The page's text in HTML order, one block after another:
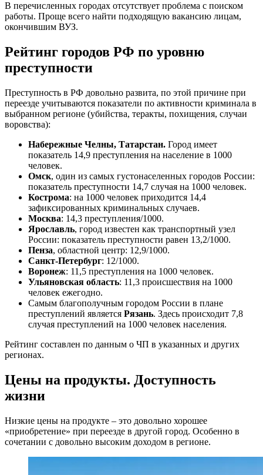
В перечисленных городах отсутствует проблема с поиском
работы. Проще всего найти подходящую вакансию лицам,
окончившим ВУЗ.
Рейтинг городов РФ по уровню
преступности
Преступность в РФ довольно развита, по этой причине при
переезде учитываются показатели по активности криминала в
выбранном регионе (убийства, теракты, похищения, случаи
воровства):
Набережные Челны, Татарстан. Город имеет
показатель 14,9 преступления на население в 1000
человек.
Омск, один из самых густонаселенных городов России:
показатель преступности 14,7 случая на 1000 человек.
Кострома: на 1000 человек приходится 14,4
зафиксированных криминальных случаев.
Москва: 14,3 преступления/1000.
Ярославль, город известен как транспортный узел
России: показатель преступности равен 13,2/1000.
Пенза, областной центр: 12,9/1000.
Санкт-Петербург: 12/1000.
Воронеж: 11,5 преступления на 1000 человек.
Ульяновская область: 11,3 происшествия на 1000
человек ежегодно.
Самым благополучным городом России в плане
преступлений является Рязань. Здесь происходит 7,8
случая преступлений на 1000 человек населения.
Рейтинг составлен по данным о ЧП в указанных и других
регионах.
Цены на продукты. Доступность
жизни
Низкие цены на продукте – это довольно хорошее
«приобретение» при переезде в другой город. Особенно в
сочетании с довольно высоким доходом в регионе.